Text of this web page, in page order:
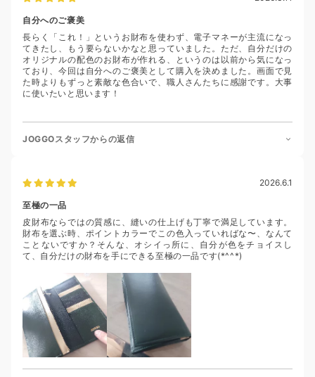
自分へのご褒美
長らく「これ！」というお財布を使わず、電子マネーが主流になっ
てきたし、もう要らないかなと思っていました。ただ、自分だけの
オリジナルの配色のお財布が作れる、というのは以前から気になっ
ており、今回は自分へのご褒美として購入を決めました。画面で見
た時よりもずっと素敵な色合いで、職人さんたちに感謝です。大事
に使いたいと思います！
JOGGOスタッフからの返信
2026.6.1
至極の一品
皮財布ならではの質感に、縫いの仕上げも丁寧で満足しています。
財布を選ぶ時、ポイントカラーでこの色入っていればな〜、なんて
ことないですか？そんな、オシイっ所に、自分が色をチョイスし
て、自分だけの財布を手にできる至極の一品です(*^^*)